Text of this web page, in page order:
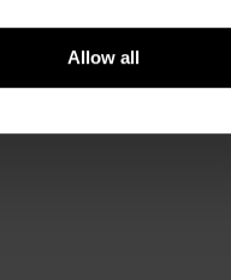
Allow all